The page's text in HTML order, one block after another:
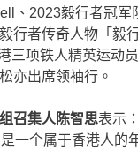
、2023毅行者冠军
行者传奇人物「毅
三项铁人精英运动
亦出席领袖行。
召集人陈智思表示
一个属于香港人的